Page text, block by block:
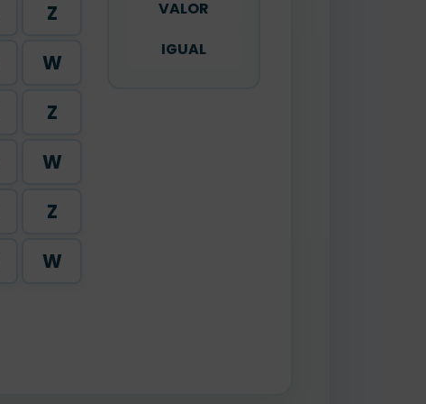
Z
W
Z
W
Z
W
VALOR
IGUAL